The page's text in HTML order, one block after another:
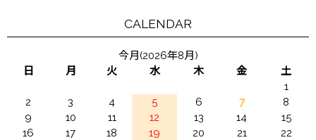
CALENDAR
今月(2026年8月)
日
月 火 水 木 金
土
1
2
3 4 5 6 7
8
9
10 11 12 13 14
15
16
17 18 19 20 21
22